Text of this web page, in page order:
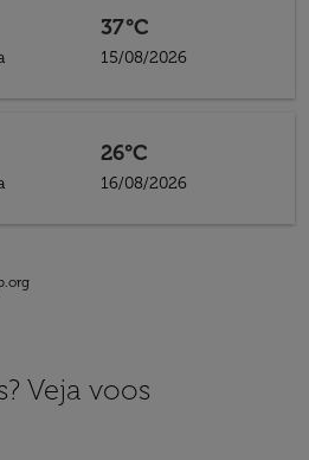
37°C
15/08/2026
26°C
16/08/2026
Veja voos